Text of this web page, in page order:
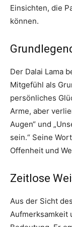
Einsichten, die
können.
Der Dalai Lama
Mitgefühl als
persönliches
Arme, aber
Augen“ und
sein.“ Seine
Offenheit und
Zeitlose
Aus der Sicht
Aufmerksamkeit